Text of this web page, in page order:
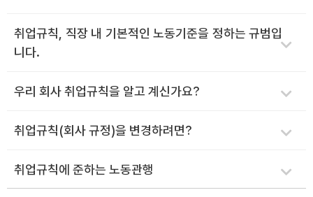
취업규칙, 직장 내 기본적인 노동기준을 정하는 규범입
니다.
우리 회사 취업규칙을 알고 계신가요?
취업규칙(회사 규정)을 변경하려면?
취업규칙에 준하는 노동관행